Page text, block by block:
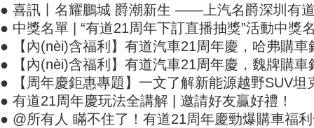
● 喜訊丨名耀鵬城 爵潮新生 ——上汽名爵深圳有
● 中獎名單 | “有道21周年下訂直播抽獎”活動中獎名單
● 【內(nèi)含福利】有道汽車21周年慶，哈弗購
● 【內(nèi)含福利】有道汽車21周年慶，魏牌購
● 【周年慶鉅惠專題】一文了解新能源越野SUV坦
● 有道21周年慶玩法全講解 | 邀請好友贏好禮！
● @所有人 瞞不住了！有道21周年慶勁爆購車福